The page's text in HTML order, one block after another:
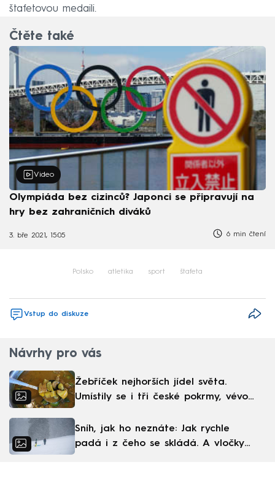
štafetovou medaili.
Čtěte také
Video
Olympiáda bez cizinců? Japonci se připravují na
hry bez zahraničních diváků
3. bře 2021, 15:05 6 min čtení
Polsko atletika sport štafeta
Vstup do diskuze
Návrhy pro vás
Žebříček nejhorších jídel světa.
Umístily se i tři české pokrmy, vévodí
Sníh, jak ho neznáte: Jak rychle
padá i z čeho se skládá. A vločky